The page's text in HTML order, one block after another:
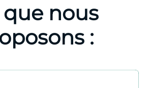
que nous
: